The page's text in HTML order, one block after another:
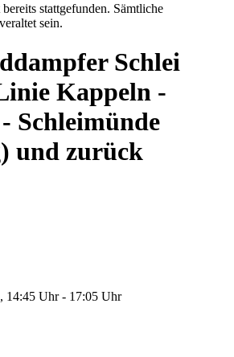
stattgefunden. Sämtliche
sein.
Schlei
Kappeln -
Schleimünde
und zurück
14:45 Uhr - 17:05 Uhr